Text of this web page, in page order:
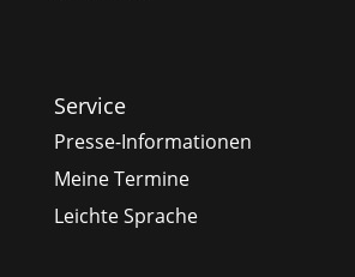
Service
Presse-Informationen
Meine Termine
Leichte Sprache